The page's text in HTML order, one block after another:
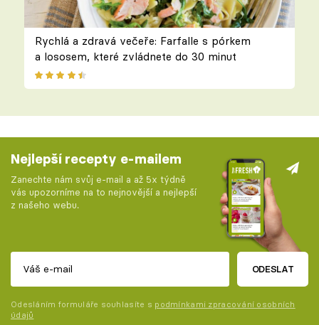
Rychlá a zdravá večeře: Farfalle s pórkem
a lososem, které zvládnete do 30 minut
Nejlepší recepty e-mailem
Zanechte nám svůj e-mail a až 5x týdně
vás upozorníme na to nejnovější a nejlepší
z našeho webu.
ODESLAT
Odesláním formuláře souhlasíte s podmínkami zpracování osobních
údajů